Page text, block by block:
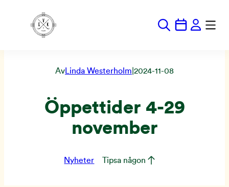
till
AvLinda Westerholm 2024-11-08
Öppettider 4-29
november
Nyheter Tipsa någon